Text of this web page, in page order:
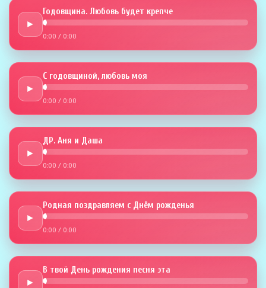
►
Годовщина. Любовь будет крепче
0:00 / 0:00
►
С годовщиной, любовь моя
0:00 / 0:00
►
ДР. Аня и Даша
0:00 / 0:00
►
Родная поздравляем с Днём рожденья
0:00 / 0:00
►
В твой День рождения песня эта